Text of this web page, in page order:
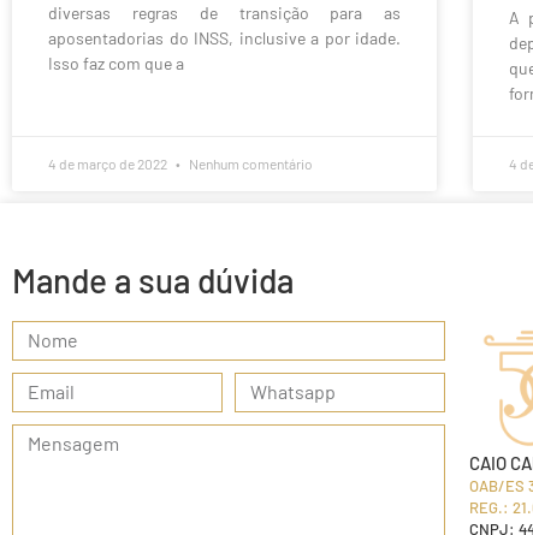
diversas regras de transição para as
aposentadorias do INSS, inclusive a por idade.
Isso faz com que a
4 de março de 2022 Nenhum comentário
A
4
Mande a sua dúvida
CAIO
OAB/ES
REG.:
CNPJ: